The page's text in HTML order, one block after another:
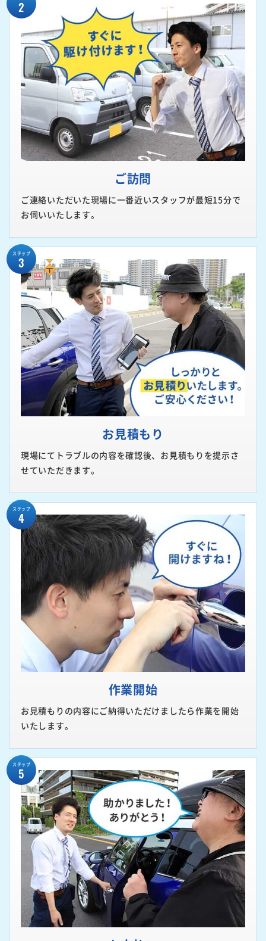
2
ご訪問
ご連絡いただいた現場に一番近いスタッフが最短15分で
お伺いいたします。
ステップ
3
お見積もり
現場にてトラブルの内容を確認後、お見積もりを提示さ
せていただきます。
ステップ
4
作業開始
お見積もりの内容にご納得いただけましたら作業を開始
いたします。
ステップ
5